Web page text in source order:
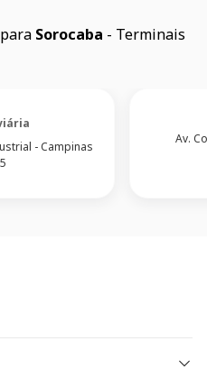
para Sorocaba - Terminais
- Campinas
Av.